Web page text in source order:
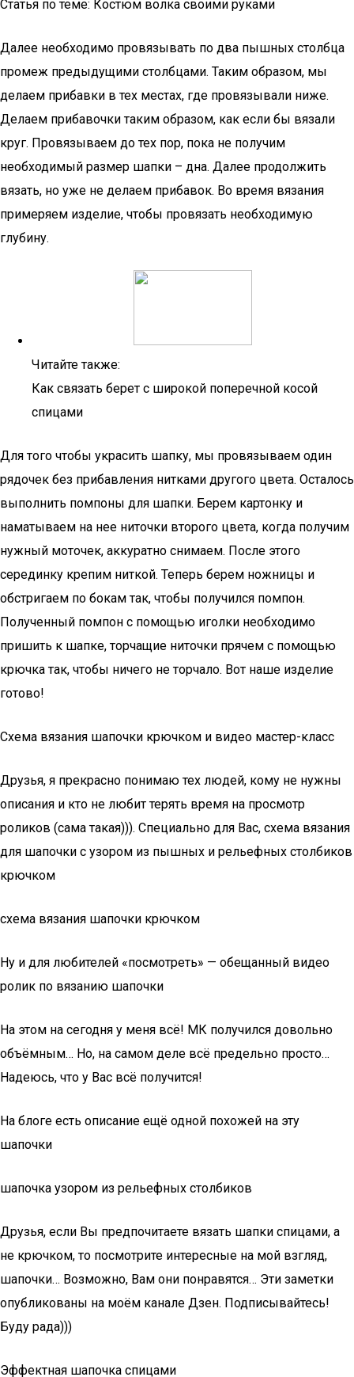
Статья по теме: Костюм волка своими руками
Далее необходимо провязывать по два пышных столбца
промеж предыдущими столбцами. Таким образом, мы
делаем прибавки в тех местах, где провязывали ниже.
Делаем прибавочки таким образом, как если бы вязали
круг. Провязываем до тех пор, пока не получим
необходимый размер шапки – дна. Далее продолжить
вязать, но уже не делаем прибавок. Во время вязания
примеряем изделие, чтобы провязать необходимую
глубину.
Читайте также:
Как связать берет с широкой поперечной косой
спицами
Для того чтобы украсить шапку, мы провязываем один
рядочек без прибавления нитками другого цвета. Осталось
выполнить помпоны для шапки. Берем картонку и
наматываем на нее ниточки второго цвета, когда получим
нужный моточек, аккуратно снимаем. После этого
серединку крепим ниткой. Теперь берем ножницы и
обстригаем по бокам так, чтобы получился помпон.
Полученный помпон с помощью иголки необходимо
пришить к шапке, торчащие ниточки прячем с помощью
крючка так, чтобы ничего не торчало. Вот наше изделие
готово!
Схема вязания шапочки крючком и видео мастер-класс
Друзья, я прекрасно понимаю тех людей, кому не нужны
описания и кто не любит терять время на просмотр
роликов (сама такая))). Специально для Вас, схема вязания
для шапочки с узором из пышных и рельефных столбиков
крючком
схема вязания шапочки крючком
Ну и для любителей «посмотреть» — обещанный видео
ролик по вязанию шапочки
На этом на сегодня у меня всё! МК получился довольно
объёмным… Но, на самом деле всё предельно просто…
Надеюсь, что у Вас всё получится!
На блоге есть описание ещё одной похожей на эту
шапочки
шапочка узором из рельефных столбиков
Друзья, если Вы предпочитаете вязать шапки спицами, а
не крючком, то посмотрите интересные на мой взгляд,
шапочки… Возможно, Вам они понравятся… Эти заметки
опубликованы на моём канале Дзен. Подписывайтесь!
Буду рада)))
Эффектная шапочка спицами